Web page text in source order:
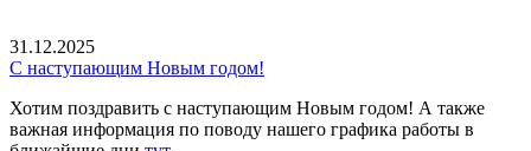
31.12.2025
С наступающим Новым годом!
Хотим поздравить с наступающим Новым годом! А также
важная информация по поводу нашего графика работы в